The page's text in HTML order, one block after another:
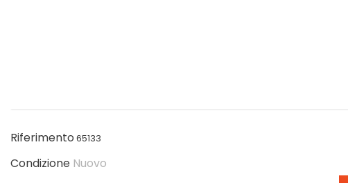
Riferimento 65133
Condizione Nuovo